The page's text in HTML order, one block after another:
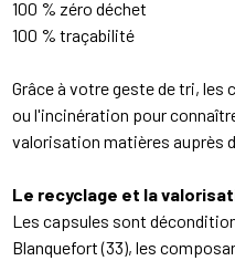
100 % zéro déchet
100 % traçabilité
Grâce à votre geste de tri,
ou l'incinération pour
valorisation matières auprès
Le recyclage et la
Les capsules sont
Blanquefort (33), les